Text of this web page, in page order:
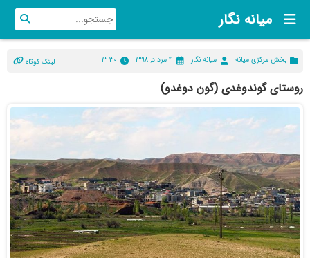
میانه نگار
بخش مرکزی میانه میانه نگار ۴ مرداد, ۱۳۹۸ ۱۳:۳۰ لینک کوتاه
روستای گوندوغدی (گون دوغدو)